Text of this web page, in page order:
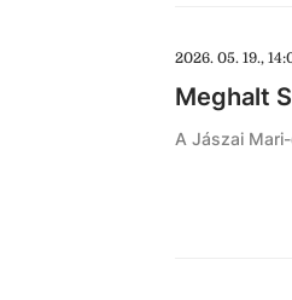
2026. 05. 19.,
Meghalt
A Jászai